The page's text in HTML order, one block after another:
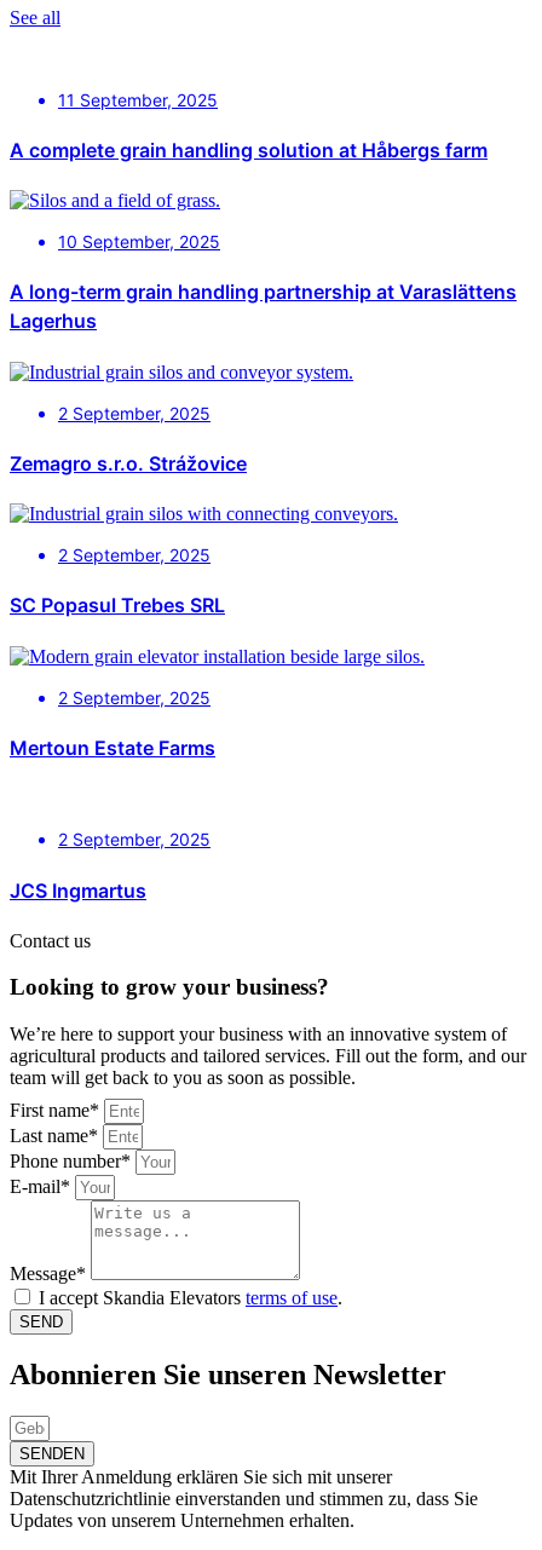
See all
11 September, 2025
A complete grain handling solution at Håbergs farm
10 September, 2025
A long-term grain handling partnership at Varaslättens
Lagerhus
2 September, 2025
Zemagro s.r.o. Strážovice
2 September, 2025
SC Popasul Trebes SRL
2 September, 2025
Mertoun Estate Farms
2 September, 2025
JCS Ingmartus
Contact us
Looking to grow your business?
We’re here to support your business with an innovative system of
agricultural products and tailored services. Fill out the form, and our
team will get back to you as soon as possible.
First name*
Last name*
Phone number*
E-mail*
Message*
I accept Skandia Elevators terms of use.
SEND
Abonnieren Sie unseren Newsletter
SENDEN
Mit Ihrer Anmeldung erklären Sie sich mit unserer
Datenschutzrichtlinie einverstanden und stimmen zu, dass Sie
Updates von unserem Unternehmen erhalten.